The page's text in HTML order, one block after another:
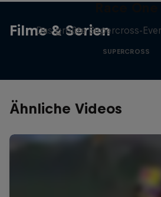
Filme & Serien
Das größte Supercross-
SUPERCROSS
Ähnliche Videos